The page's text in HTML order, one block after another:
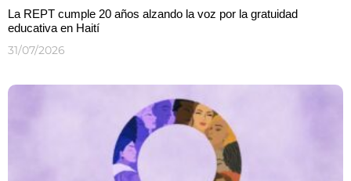
La REPT cumple 20 años alzando la voz por la gratuidad
educativa en Haití
31/07/2026